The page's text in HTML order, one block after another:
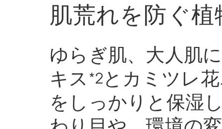
肌荒れを防ぐ
ゆらぎ肌、大人肌
キス *2 とカミツレ
をしっかりと保湿